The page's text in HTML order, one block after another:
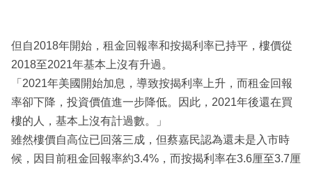
但自2018年開始，租金回報率和按揭利率已持平，樓價從
2018至2021年基本上沒有升過。
「2021年美國開始加息，導致按揭利率上升，而租金回報
率卻下降，投資價值進一步降低。因此，2021年後還在買
樓的人，基本上沒有計過數。」
雖然樓價自高位已回落三成，但蔡嘉民認為還未是入市時
候，因目前租金回報率約3.4%，而按揭利率在3.6厘至3.7厘